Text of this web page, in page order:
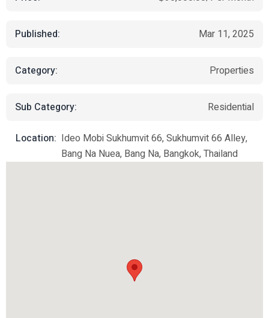
Published: Mar 11, 2025
Category: Properties
Sub Category: Residential
Location: Ideo Mobi Sukhumvit 66, Sukhumvit 66 Alley,
Bang Na Nuea, Bang Na, Bangkok, Thailand